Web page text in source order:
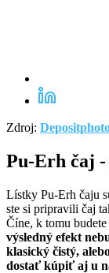
Zdroj:
Pu-Erh čaj
Lístky Pu-Erh čaju
ste si pripravili čaj
Číne, k tomu
výsledný efekt
klasický čistý,
dostať kúpiť aj u